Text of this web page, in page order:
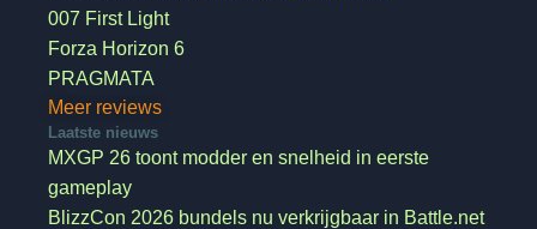
007 First Light
Forza Horizon 6
PRAGMATA
Meer reviews
Laatste nieuws
MXGP 26 toont modder en snelheid in eerste
gameplay
BlizzCon 2026 bundels nu verkrijgbaar in Battle.net